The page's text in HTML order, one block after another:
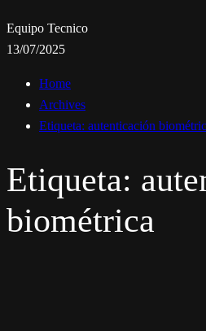
Equipo Tecnico
13/07/2025
Home
Archives
Etiqueta: autenticación
Etiqueta:
biométrica